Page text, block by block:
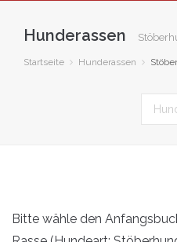
Hunderassen
Startseite Hunderassen
Bitte wähle den